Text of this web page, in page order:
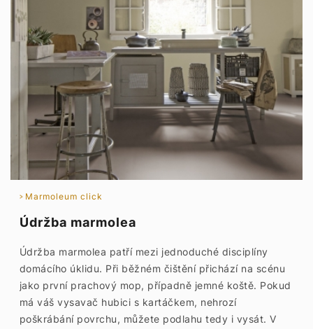
Marmoleum click
Údržba marmolea
Údržba marmolea patří mezi jednoduché disciplíny
domácího úklidu. Při běžném čištění přichází na scénu
jako první prachový mop, případně jemné koště. Pokud
má váš vysavač hubici s kartáčkem, nehrozí
poškrábání povrchu, můžete podlahu tedy i vysát. V